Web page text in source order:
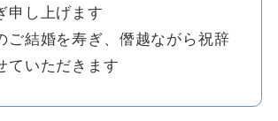
申し上げます
ご結婚を寿ぎ、僭越ながら祝辞
ていただきます